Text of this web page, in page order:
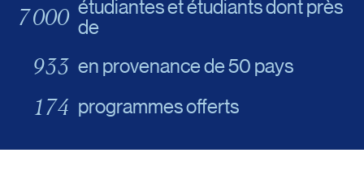
7 000 étudiantes et étudiants dont près
de
1 000 en provenance de 50 pays
186 programmes offerts